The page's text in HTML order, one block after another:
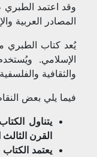
وقد اعتمد
المصادر العربية
يُعد كتاب الطبري
الإسلامي.
والثقافية
فيما يلي بعض
يتناول
القرن
يعتمد